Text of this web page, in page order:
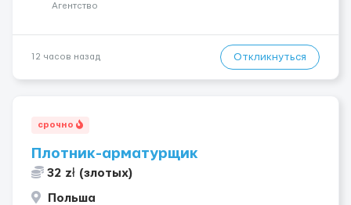
Агентство
12 часов назад Откликнуться
срочно
Плотник-арматурщик
32 zł (злотых)
Польша